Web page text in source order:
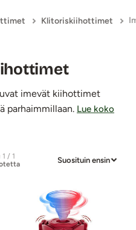
Klitoriskiihottimet
imevät kiihottimet
parhaimmillaan. Lue koko
1 / 1
Suosituin ensin
-tuotteet